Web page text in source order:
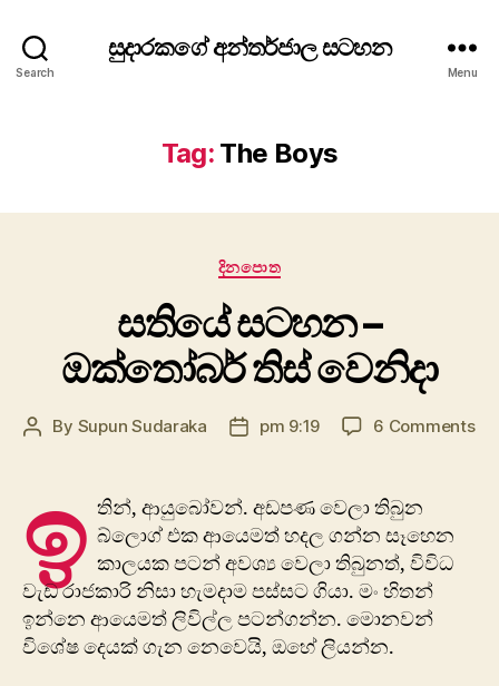
Search
සුදාරකගේ අන්තර්ජාල සටහන
Menu
Tag: The Boys
Categories
දිනපො​ත
සතියේ සටහන –
ඔක්තෝබර් තිස් වෙනිදා
Post
By Supun Sudaraka
Postpm 9:19 6 Commentson
ඉ තින්, ආයුබෝවන්. ​අඩපණ වෙලා තිබුන
බ්ලොග් එක ආයෙමත් හදල ගන්න සෑහෙන
කාලයක පටන් අවශ්‍ය වෙලා තිබුනත්, විවිධ
වැඩ රාජකාරි නිසා හැමදාම පස්සට ගියා. මං හිතන්
ඉන්නෙ ආයෙමත් ලිවිල්ල පටන්ගන්න. මොනවන්
විශේෂ දෙයක් ගැන නෙවෙයි, ඔහේ ලියන්න.